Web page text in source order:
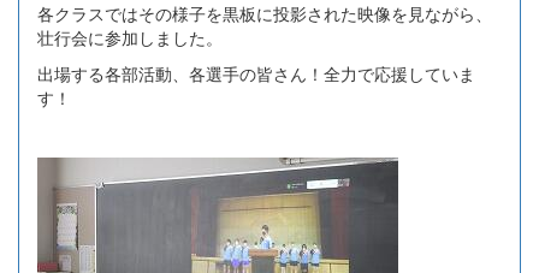
各クラスではその様子を黒板に投影された映像を見ながら、
壮行会に参加しました。
出場する各部活動、各選手の皆さん！全力で応援していま
す！